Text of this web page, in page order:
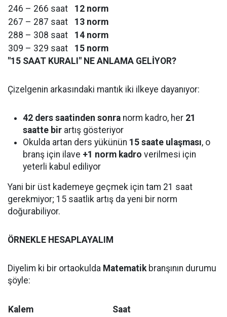
246 – 266 saat
12 norm
267 – 287 saat
13 norm
288 – 308 saat
14 norm
309 – 329 saat
15 norm
"15 SAAT KURALI" NE ANLAMA GELİYOR?
Çizelgenin arkasındaki mantık iki ilkeye dayanıyor:
42 ders saatinden sonra norm kadro, her 21
saatte bir artış gösteriyor
Okulda artan ders yükünün 15 saate ulaşması, o
branş için ilave +1 norm kadro verilmesi için
yeterli kabul ediliyor
Yani bir üst kademeye geçmek için tam 21 saat
gerekmiyor; 15 saatlik artış da yeni bir norm
doğurabiliyor.
ÖRNEKLE HESAPLAYALIM
Diyelim ki bir ortaokulda Matematikbranşının durumu
şöyle:
Kalem
Saat